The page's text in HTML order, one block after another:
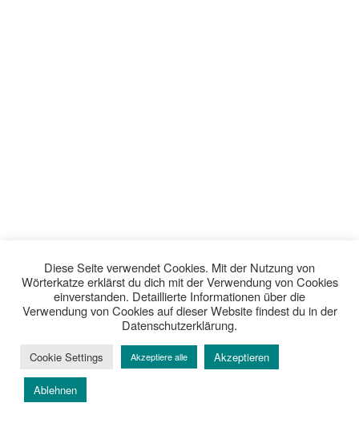
Diese Seite verwendet Cookies. Mit der Nutzung von
Wörterkatze erklärst du dich mit der Verwendung von Cookies
einverstanden. Detaillierte Informationen über die
Verwendung von Cookies auf dieser Website findest du in der
Datenschutzerklärung.
Cookie Settings Akzeptiere alle Akzeptieren
Ablehnen